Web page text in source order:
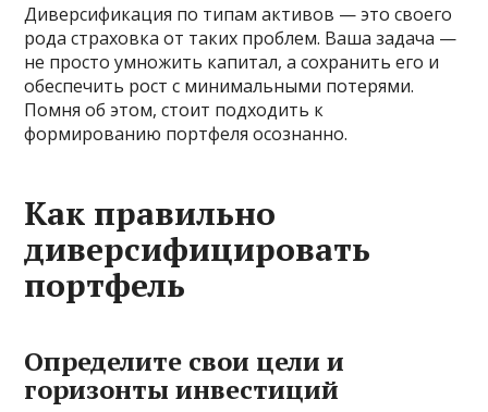
Диверсификация по типам активов — это своего
рода страховка от таких проблем. Ваша задача —
не просто умножить капитал, а сохранить его и
обеспечить рост с минимальными потерями.
Помня об этом, стоит подходить к
формированию портфеля осознанно.
Как правильно
диверсифицировать
портфель
Определите свои цели и
горизонты инвестиций